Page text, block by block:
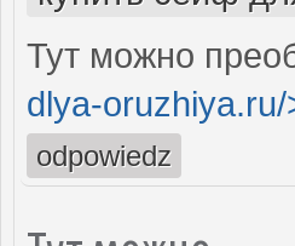
Тут можно
dlya-oruzhiya.ru/
odpowiedz